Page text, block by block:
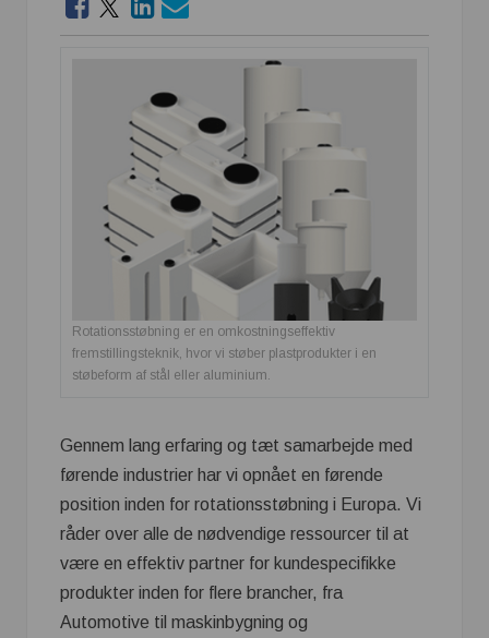
Rotationsstøbning er en omkostningseffektiv
fremstillingsteknik, hvor vi støber plastprodukter i en
støbeform af stål eller aluminium.
Gennem lang erfaring og tæt samarbejde med
førende industrier har vi opnået en førende
position inden for rotationsstøbning i Europa. Vi
råder over alle de nødvendige ressourcer til at
være en effektiv partner for kundespecifikke
produkter inden for flere brancher, fra
Automotive til maskinbygning og